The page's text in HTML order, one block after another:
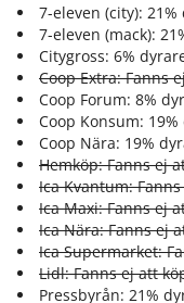
7-eleven (city):
7-eleven (mack):
Citygross: 6%
Coop Extra: Fanns
Coop Forum: 8%
Coop Konsum:
Coop Nära: 19%
Hemköp: Fanns ej
Ica Kvantum:
Ica Maxi: Fanns ej
Ica Nära: Fanns ej
Ica Supermarket:
Lidl: Fanns ej att
Pressbyrån: 21%